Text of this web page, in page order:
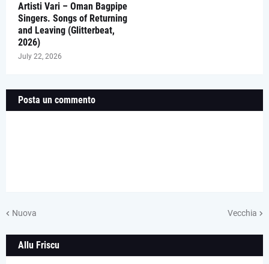
Artisti Vari – Oman Bagpipe
Singers. Songs of Returning
and Leaving (Glitterbeat,
2026)
July 22, 2026
Posta un commento
Nuova Vecchia
Allu Friscu